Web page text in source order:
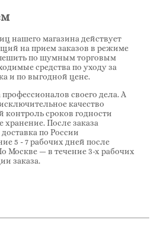
нашего магазина действует
на прием заказов в режиме
по шумным торговым
средства по уходу за
и по выгодной цене.
своего дела. А
качество
сроков годности
хранение. После заказа
по России
5 - 7 рабочих дней после
Москве — в течение 3-х рабочих
заказа.